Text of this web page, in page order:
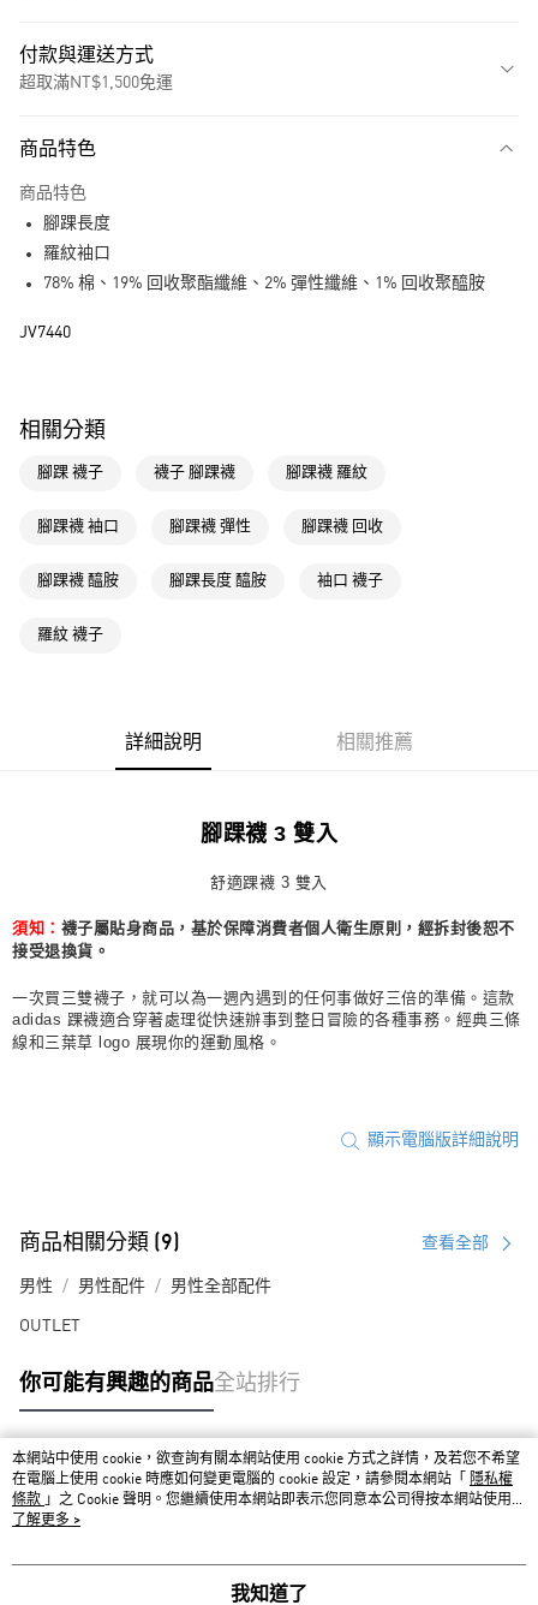
付款與運送方式
超取滿NT$1,500免運
LINE Pay
每筆NT$80，滿NT$1,500(含以上)免運費
付款後全家取貨
每筆NT$80，滿NT$1,500(含以上)免運費
付款後萊爾富取貨
每筆NT$80，滿NT$1,500(含以上)免運費
每筆NT$80，滿NT$1,500(含以上)免運費
付款後門市自取
商品特色
商品特色
腳踝長度
羅紋袖口
78% 棉、19% 回收聚酯纖維、2% 彈性纖維、1% 回收聚醯胺
JV7440
相關分類
腳踝 襪子 襪子 腳踝襪 腳踝襪 羅紋
腳踝襪 袖口 腳踝襪 彈性 腳踝襪 回收
腳踝襪 醯胺 腳踝長度 醯胺 袖口 襪子
羅紋 襪子
詳細說明 相關推薦
腳踝襪 3 雙入
舒適踝襪 3 雙入
須知： 襪子屬貼身商品，基於保障消費者個人衛生原則，經拆封後恕不
接受退換貨。
一次買三雙襪子，就可以為一週內遇到的任何事做好三倍的準備。這款
adidas 踝襪適合穿著處理從快速辦事到整日冒險的各種事務。經典三條
線和三葉草 logo 展現你的運動風格。
顯示電腦版詳細說明
商品相關分類 (9) 查看全部
男性 男性配件 男性全部配件
OUTLET
你可能有興趣的商品全站排行
熱門標籤
本網站中使用 cookie，欲查詢有關本網站使用 cookie 方式之詳情，及若您不希望
在電腦上使用 cookie 時應如何變更電腦的 cookie 設定，請參閱本網站「
隱私權
條款 」之 Cookie 聲明。您繼續使用本網站即表示您同意本公司得按本網站使用條
款之 Cookie 聲明使用 cookie。
了解更多 >
我知道了